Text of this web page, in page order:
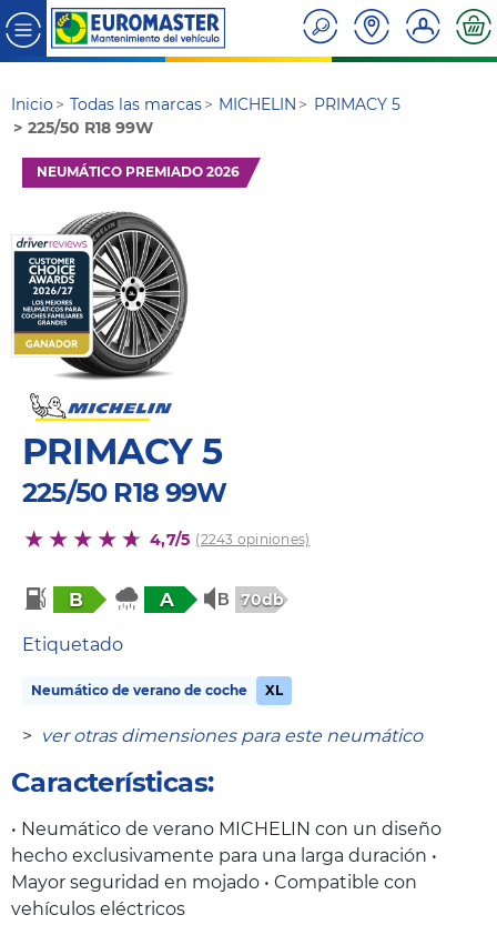
Inicio Todas las marcas MICHELIN
PRIMACY 5
225/50 R18 99W
NEUMÁTICO PREMIADO 2026
PRIMACY 5
225/50 R18 99W
4,7/5 (2243 opiniones)
B A 70db
Etiquetado
Neumático de verano de coche XL
> ver otras dimensiones para este neumático
Características:
• Neumático de verano MICHELIN con un diseño
hecho exclusivamente para una larga duración •
Mayor seguridad en mojado • Compatible con
vehículos eléctricos